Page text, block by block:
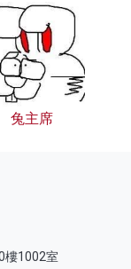
兔主席
樓1002室